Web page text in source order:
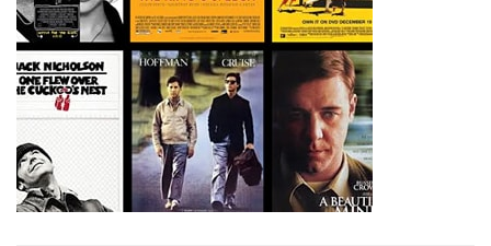
2 Maret 16, 2019 0 Komentar
Menag Kecam Penembakan di New Zealand: Tak
Berperikemanusiaan!
3 Maret 16, 2019 0 Komentar
2 Hari Hilang, Nelayan Tewas Mengambang di Pantai
Cipalawah Garut
4 Maret 16, 2019 0 Komentar
14 Tahun Terbunuhnya Munir, Polri Didesak Bentuk Tim
Khusus